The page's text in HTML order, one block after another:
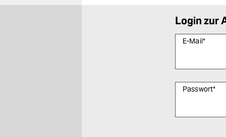
Login zur
E-Mail*
Passwort*